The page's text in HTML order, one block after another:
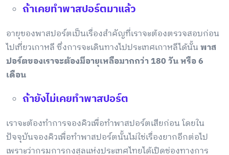
ถ้าเคยทำพาสปอร์ตมาแล้ว
อายุของพาสปอร์ตเป็นเรื่องสำคัญที่เราจะต้องตรวจสอบก่อน
ไปเที่ยวเกาหลี ซึ่งการจะเดินทางไปประเทศเกาหลีได้นั้นพาส
ปอร์ตของเราจะต้องมีอายุเหลือมากกว่า 180 วัน หรือ 6
เดือน
ถ้ายังไม่เคยทำพาสปอร์ต
เราจะต้องทำการจองคิวเพื่อทำพาสปอร์ตเสียก่อน โดยใน
ปัจจุบันจองคิวเพื่อทำพาสปอร์ตนั้นไม่ใช่เรื่องยากอีกต่อไป
เพราะว่ากรมการกงสุลแห่งประเทศไทยได้เปิดช่องทางการ